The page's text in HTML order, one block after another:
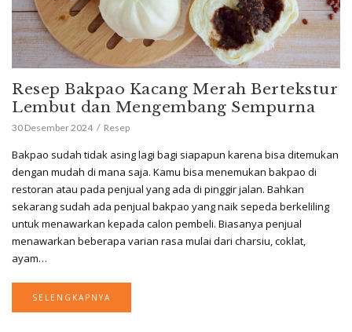
Resep Bakpao Kacang Merah Bertekstur
Lembut dan Mengembang Sempurna
30 Desember 2024 Resep
Bakpao sudah tidak asing lagi bagi siapapun karena bisa ditemukan
dengan mudah di mana saja. Kamu bisa menemukan bakpao di
restoran atau pada penjual yang ada di pinggir jalan. Bahkan
sekarang sudah ada penjual bakpao yang naik sepeda berkeliling
untuk menawarkan kepada calon pembeli. Biasanya penjual
menawarkan beberapa varian rasa mulai dari charsiu, coklat,
ayam…
SELENGKAPNYA